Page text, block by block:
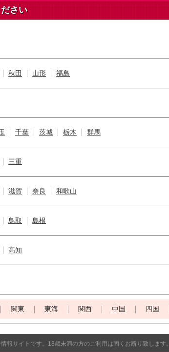
さい
秋田 山形 福島
千葉 茨城 栃木 群馬
三重
滋賀 奈良 和歌山
鳥取 島根
高知
関東 東海 関西 中国 四国
報サイトです。18歳未満の方のご利用は固くお断り致します。